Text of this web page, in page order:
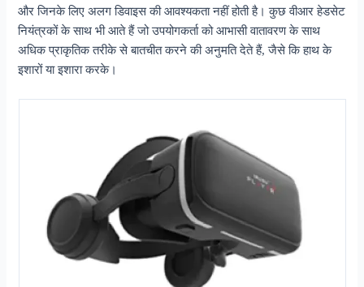
और जिनके लिए अलग डिवाइस की आवश्यकता नहीं होती है। कुछ वीआर हेडसेट
नियंत्रकों के साथ भी आते हैं जो उपयोगकर्ता को आभासी वातावरण के साथ
अधिक प्राकृतिक तरीके से बातचीत करने की अनुमति देते हैं, जैसे कि हाथ के
इशारों या इशारा करके।